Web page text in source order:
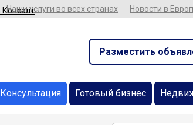
Наши услуги во всех странах Новости в
Разместить
Консультация Готовый бизнес